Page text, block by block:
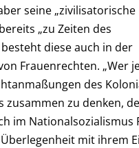
seine „zivilisatorische
„zu Zeiten des
diese auch in der
Frauenrechten. „Wer
des
zusammen zu denken,
im Nationalsozialismus
Überlegenheit mit ihrem